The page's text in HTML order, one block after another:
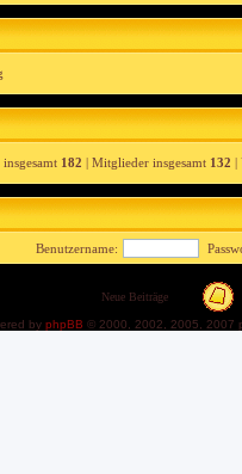
182 | Mitglieder insgesamt 132 |
Benutzername:
Neue Beiträge
by phpBB © 2000, 2002, 2005, 2007